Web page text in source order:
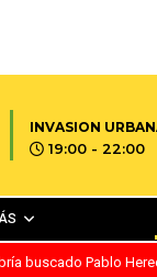
INVASION
19:00 - 22:00
buscado Pablo